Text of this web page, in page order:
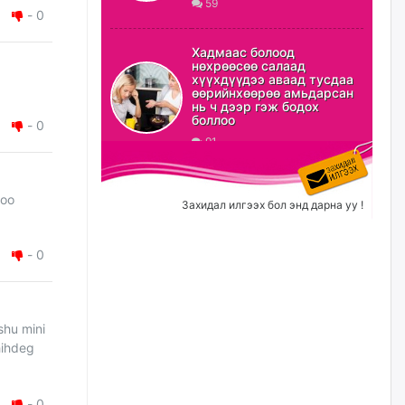
- 0
- 0
- 0
mini
ХЗДХ-ын сайд С.Амарсайхан:
Авлигаар авсан хөрөнгийг
хурааж, нийгмийн сайн
сайхны хөгжилд зориулах
бөгөөд үүнийг хэд хэдэн эрх
бүхий байгууллагаас санал авна
өчигдѳр
Шатахууныг олдож байгаа
газраас нь л авч байна. Үнэ
тарифаас илүү хангамж дээр
анхаарч байна
59
Хадмаас болоод
нөхрөөсөө салаад
хүүхдүүдээ аваад тусдаа
өөрийнхөөрөө амьдарсан
нь ч дээр гэж бодох
боллоо
91
Захидал илгээх бол энд дарна уу !